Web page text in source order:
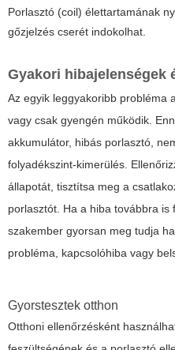
Porlasztó (coil) élettartamának
gőzjelzés cserét indokolhat.
Gyakori hibajelenségek
Az egyik leggyakoribb probléma
vagy csak gyengén működik.
akkumulátor, hibás porlasztó,
folyadékszint-kimerülés.
állapotát, tisztítsa meg a
porlasztót. Ha a hiba továbbra is
szakember gyorsan meg tudja
probléma, kapcsolóhiba vagy
Gyorstesztek otthon
Otthoni ellenőrzésként